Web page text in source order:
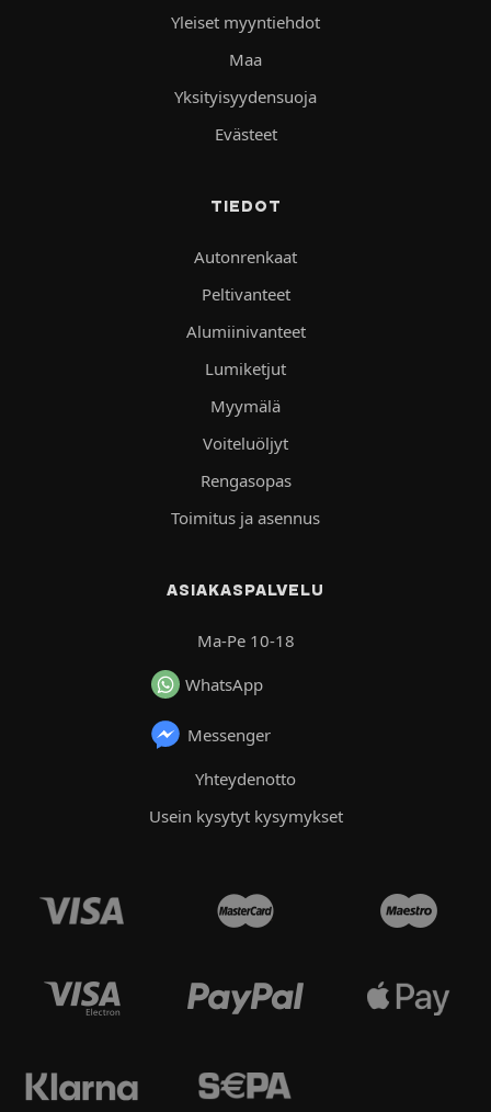
Yleiset myyntiehdot
Maa
Yksityisyydensuoja
Evästeet
TIEDOT
Autonrenkaat
Peltivanteet
Alumiinivanteet
Lumiketjut
Myymälä
Voiteluöljyt
Rengasopas
Toimitus ja asennus
ASIAKASPALVELU
Ma-Pe 10-18
WhatsApp
Messenger
Yhteydenotto
Usein kysytyt kysymykset